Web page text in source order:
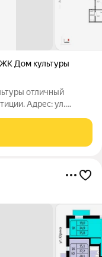
ЖК Дом культуры
отличный
Адрес: ул.
Удобная